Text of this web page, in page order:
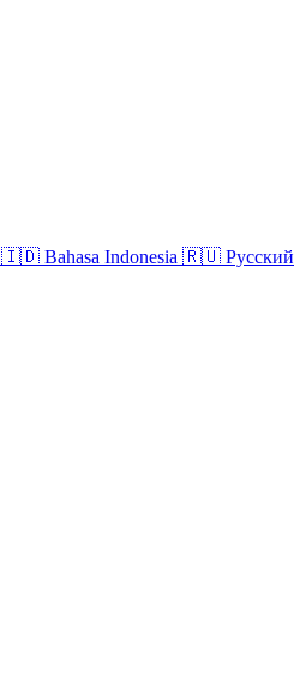
🇮🇩 Bahasa Indonesia 🇷🇺 Русский